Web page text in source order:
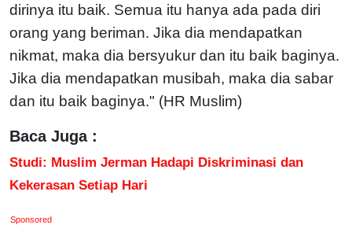
dirinya itu baik. Semua itu hanya ada pada diri
orang yang beriman. Jika dia mendapatkan
nikmat, maka dia bersyukur dan itu baik baginya.
Jika dia mendapatkan musibah, maka dia sabar
dan itu baik baginya." (HR Muslim)
Baca Juga :
Studi: Muslim Jerman Hadapi Diskriminasi dan
Kekerasan Setiap Hari
Sponsored